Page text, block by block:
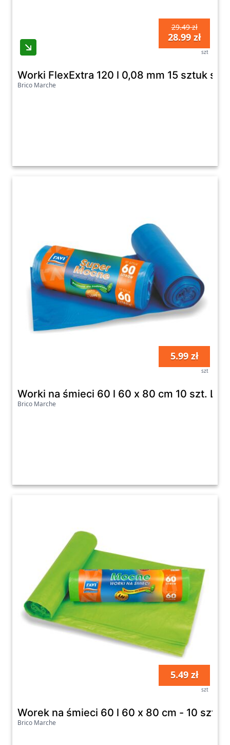
29.49 zł
28.99 zł
szt
Worki FlexExtra 120 l 0,08 mm 15 sztuk
Brico Marche
5.99 zł
szt
Worki na śmieci 60 l 60 x 80 cm 10 szt.
Brico Marche
5.49 zł
szt
Worek na śmieci 60 l 60 x 80 cm - 10 sztuk
Brico Marche